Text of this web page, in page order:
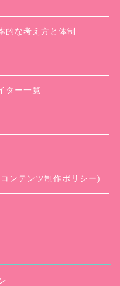
的な考え方と体制
ター一覧
ンテンツ制作ポリシー)